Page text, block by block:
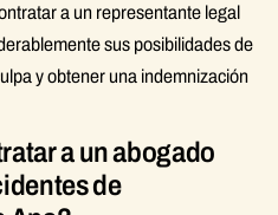
a un representante legal
sus posibilidades de
y obtener una indemnización
a un abogado
de